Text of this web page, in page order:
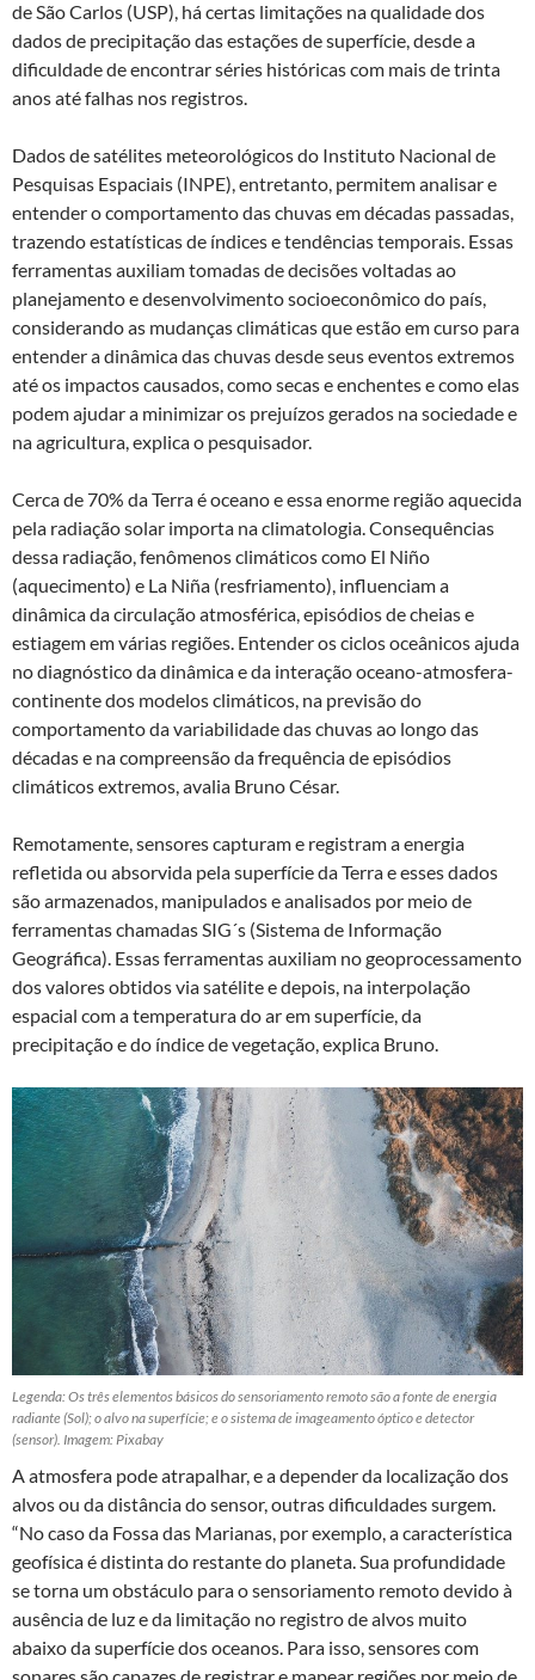
de São Carlos (USP), há certas limitações na qualidade dos
dados de precipitação das estações de superfície, desde a
dificuldade de encontrar séries históricas com mais de trinta
anos até falhas nos registros.
Dados de satélites meteorológicos do Instituto Nacional de
Pesquisas Espaciais (INPE), entretanto, permitem analisar e
entender o comportamento das chuvas em décadas passadas,
trazendo estatísticas de índices e tendências temporais. Essas
ferramentas auxiliam tomadas de decisões voltadas ao
planejamento e desenvolvimento socioeconômico do país,
considerando as mudanças climáticas que estão em curso para
entender a dinâmica das chuvas desde seus eventos extremos
até os impactos causados, como secas e enchentes e como elas
podem ajudar a minimizar os prejuízos gerados na sociedade e
na agricultura, explica o pesquisador.
Cerca de 70% da Terra é oceano e essa enorme região aquecida
pela radiação solar importa na climatologia. Consequências
dessa radiação, fenômenos climáticos como El Niño
(aquecimento) e La Niña (resfriamento), influenciam a
dinâmica da circulação atmosférica, episódios de cheias e
estiagem em várias regiões. Entender os ciclos oceânicos ajuda
no diagnóstico da dinâmica e da interação oceano-atmosfera-
continente dos modelos climáticos, na previsão do
comportamento da variabilidade das chuvas ao longo das
décadas e na compreensão da frequência de episódios
climáticos extremos, avalia Bruno César.
Remotamente, sensores capturam e registram a energia
refletida ou absorvida pela superfície da Terra e esses dados
são armazenados, manipulados e analisados por meio de
ferramentas chamadas SIG´s (Sistema de Informação
Geográfica). Essas ferramentas auxiliam no geoprocessamento
dos valores obtidos via satélite e depois, na interpolação
espacial com a temperatura do ar em superfície, da
precipitação e do índice de vegetação, explica Bruno.
Legenda: Os três elementos básicos do sensoriamento remoto são a fonte de energia
radiante (Sol); o alvo na superfície; e o sistema de imageamento óptico e detector
(sensor). Imagem: Pixabay
A atmosfera pode atrapalhar, e a depender da localização dos
alvos ou da distância do sensor, outras dificuldades surgem.
“No caso da Fossa das Marianas, por exemplo, a característica
geofísica é distinta do restante do planeta. Sua profundidade
se torna um obstáculo para o sensoriamento remoto devido à
ausência de luz e da limitação no registro de alvos muito
abaixo da superfície dos oceanos. Para isso, sensores com